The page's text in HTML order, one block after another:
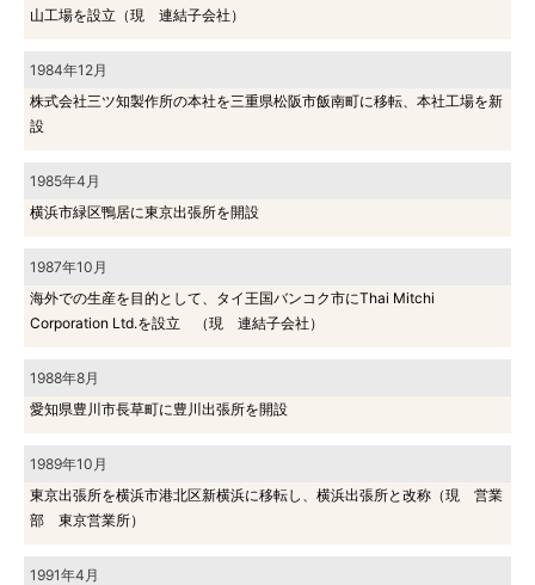
山工場を設立（現 連結子会社）
1984年12月
株式会社三ツ知製作所の本社を三重県松阪市飯南町に移転、本社工場を新
設
1985年4月
横浜市緑区鴨居に東京出張所を開設
1987年10月
海外での生産を目的として、タイ王国バンコク市にThai Mitchi
Corporation Ltd.を設立 （現 連結子会社）
1988年8月
愛知県豊川市長草町に豊川出張所を開設
1989年10月
東京出張所を横浜市港北区新横浜に移転し、横浜出張所と改称（現 営業
部 東京営業所）
1991年4月